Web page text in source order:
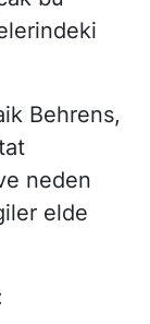
Behrens,
neden
elde